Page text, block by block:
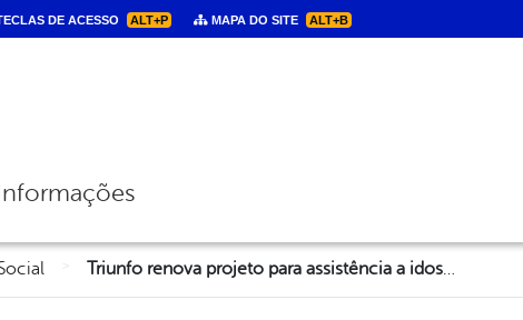
DE ACESSO ALT+P MAPA DO SITE ALT+B
de navegação
Triunfo renova projeto para assistência a idosos do Município no valor de 216 mil reais